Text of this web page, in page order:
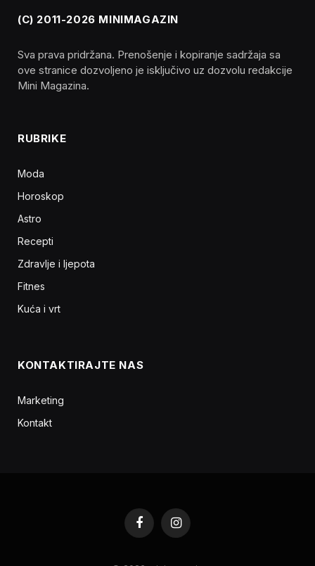
(C) 2011-2026 MINIMAGAZIN
Sva prava pridržana. Prenošenje i kopiranje sadržaja sa
ove stranice dozvoljeno je isključivo uz dozvolu redakcije
Mini Magazina.
RUBRIKE
Moda
Horoskop
Astro
Recepti
Zdravlje i ljepota
Fitnes
Kuća i vrt
KONTAKTIRAJTE NAS
Marketing
Kontakt
FacebookInstagram